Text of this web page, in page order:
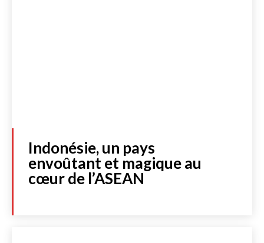
Indonésie, un pays
envoûtant et magique au
cœur de l’ASEAN